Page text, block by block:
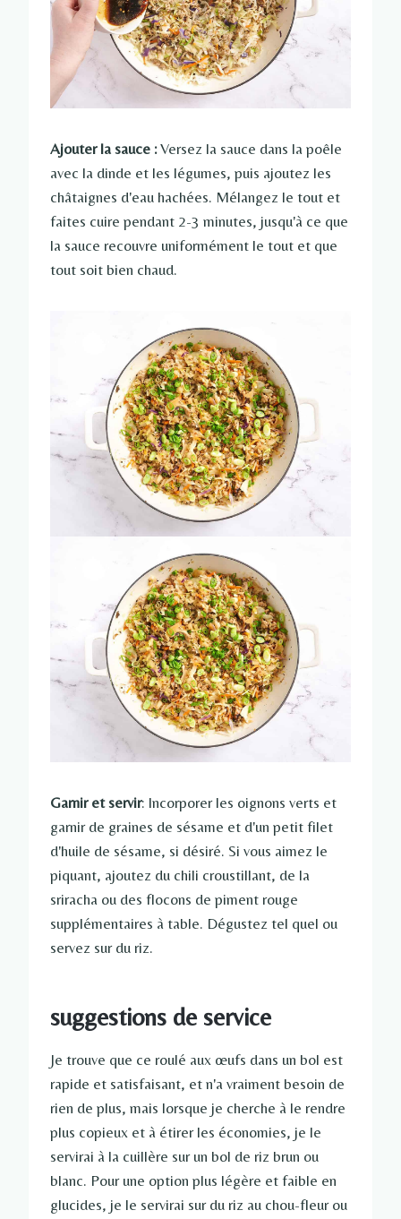
Ajouter la sauce :Versez la sauce dans la poêle
avec la dinde et les légumes, puis ajoutez les
châtaignes d'eau hachées. Mélangez le tout et
faites cuire pendant 2-3 minutes, jusqu'à ce que
la sauce recouvre uniformément le tout et que
tout soit bien chaud.
Garnir et servir: Incorporer les oignons verts et
garnir de graines de sésame et d'un petit filet
d'huile de sésame, si désiré. Si vous aimez le
piquant, ajoutez du chili croustillant, de la
sriracha ou des flocons de piment rouge
supplémentaires à table. Dégustez tel quel ou
servez sur du riz.
suggestions de service
Je trouve que ce roulé aux œufs dans un bol est
rapide et satisfaisant, et n'a vraiment besoin de
rien de plus, mais lorsque je cherche à le rendre
plus copieux et à étirer les économies, je le
servirai à la cuillère sur un bol de riz brun ou
blanc. Pour une option plus légère et faible en
glucides, je le servirai sur du riz au chou-fleur ou